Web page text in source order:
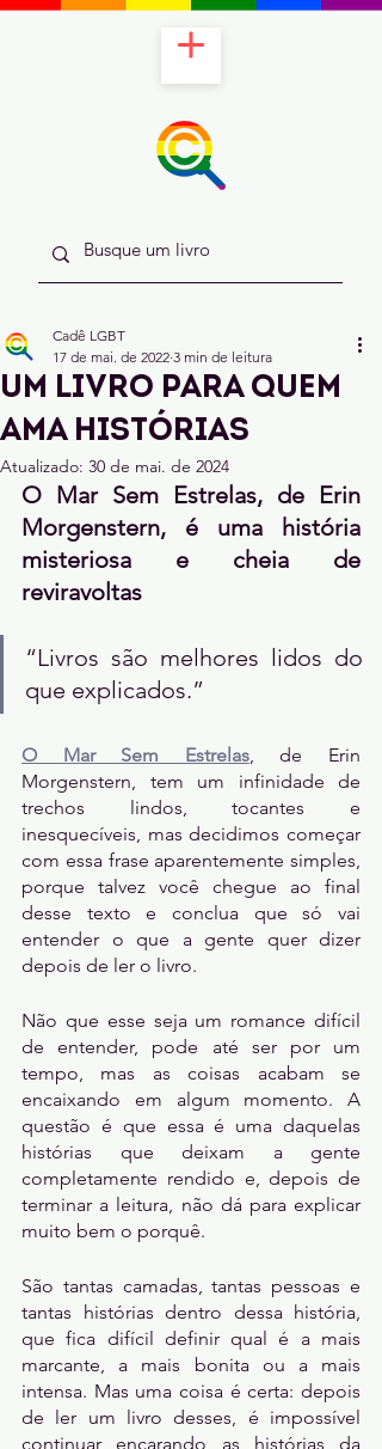
Um livro para quem
ama histórias
Cadê LGBT
17 de mai. de 2022 3 min de leitura
Atualizado: 30 de mai. de 2024
O Mar Sem Estrelas, de Erin
Morgenstern, é uma história
misteriosa e cheia de
reviravoltas
“Livros são melhores lidos do
que explicados.”
O Mar Sem Estrelas, de Erin
Morgenstern, tem um infinidade de
trechos lindos, tocantes e
inesquecíveis, mas decidimos começar
com essa frase aparentemente simples,
porque talvez você chegue ao final
desse texto e conclua que só vai
entender o que a gente quer dizer
depois de ler o livro.
Não que esse seja um romance difícil
de entender, pode até ser por um
tempo, mas as coisas acabam se
encaixando em algum momento. A
questão é que essa é uma daquelas
histórias que deixam a gente
completamente rendido e, depois de
terminar a leitura, não dá para explicar
muito bem o porquê.
São tantas camadas, tantas pessoas e
tantas histórias dentro dessa história,
que fica difícil definir qual é a mais
marcante, a mais bonita ou a mais
intensa. Mas uma coisa é certa: depois
de ler um livro desses, é impossível
continuar encarando as histórias da